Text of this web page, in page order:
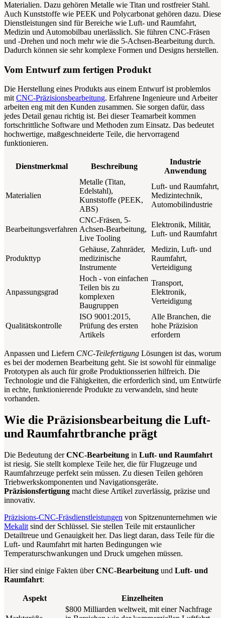
Materialien. Dazu gehören Metalle wie Titan und rostfreier Stahl.
Auch Kunststoffe wie PEEK und Polycarbonat gehören dazu. Diese
Dienstleistungen sind für Bereiche wie Luft- und Raumfahrt,
Medizin und Automobilbau unerlässlich. Sie führen CNC-Fräsen
und -Drehen und noch mehr wie die 5-Achsen-Bearbeitung durch.
Dadurch können sie sehr komplexe Formen und Designs herstellen.
Vom Entwurf zum fertigen Produkt
Die Herstellung eines Produkts aus einem Entwurf ist problemlos
mit CNC-Präzisionsbearbeitung. Erfahrene Ingenieure und Arbeiter
arbeiten eng mit den Kunden zusammen. Sie sorgen dafür, dass
jedes Detail genau richtig ist. Bei dieser Teamarbeit kommen
fortschrittliche Software und Methoden zum Einsatz. Das bedeutet
hochwertige, maßgeschneiderte Teile, die hervorragend
funktionieren.
Dienstmerkmal Beschreibung
Industrie
Anwendung
Materialien
Metalle (Titan,
Edelstahl),
Kunststoffe (PEEK,
ABS)
Luft- und Raumfahrt,
Medizintechnik,
Automobilindustrie
Bearbeitungsverfahren
CNC-Fräsen, 5-
Achsen-Bearbeitung,
Live Tooling
Elektronik, Militär,
Luft- und Raumfahrt
Produkttyp
Gehäuse, Zahnräder,
medizinische
Instrumente
Medizin, Luft- und
Raumfahrt,
Verteidigung
Anpassungsgrad
Hoch - von einfachen
Teilen bis zu
komplexen
Baugruppen
Transport,
Elektronik,
Verteidigung
Qualitätskontrolle
ISO 9001:2015,
Prüfung des ersten
Artikels
Alle Branchen, die
hohe Präzision
erfordern
Anpassen und Liefern CNC-Teilefertigung Lösungen ist das, worum
es bei der modernen Bearbeitung geht. Sie ist sowohl für einmalige
Prototypen als auch für große Produktionsserien hilfreich. Die
Technologie und die Fähigkeiten, die erforderlich sind, um Entwürfe
in echte, funktionierende Produkte zu verwandeln, sind heute
vorhanden.
Wie die Präzisionsbearbeitung die Luft-
und Raumfahrtbranche prägt
Die Bedeutung derCNC-Bearbeitung in Luft- und Raumfahrt
ist riesig. Sie stellt komplexe Teile her, die für Flugzeuge und
Raumfahrzeuge perfekt sein müssen. Zu diesen Teilen gehören
Triebwerkskomponenten und Navigationsgeräte.
Präzisionsfertigung macht diese Artikel zuverlässig, präzise und
innovativ.
Präzisions-CNC-Fräsdienstleistungen von Spitzenunternehmen wie
Mekalit sind der Schlüssel. Sie stellen Teile mit erstaunlicher
Detailtreue und Genauigkeit her. Das liegt daran, dass Teile für die
Luft- und Raumfahrt mit harten Bedingungen wie
Temperaturschwankungen und Druck umgehen müssen.
Hier sind einige Fakten überCNC-Bearbeitung und Luft- und
Raumfahrt:
Aspekt Einzelheiten
$800 Milliarden weltweit, mit einer Nachfrage